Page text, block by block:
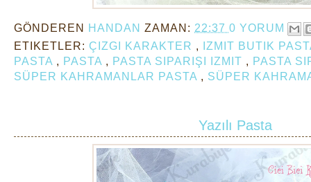
GÖNDEREN HANDAN ZAMAN: 22:37 0 YORUM
ETIKETLER: ÇIZGI KARAKTER ,
IZMIT BUTIK
PASTA , PASTA , PASTA SIPARIŞI IZMIT , PASTA
SÜPER KAHRAMANLAR PASTA , SÜPER
Yazılı Pasta